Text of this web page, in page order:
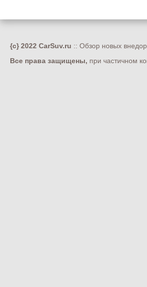
{c} 2022 CarSuv.ru :: Обзор новых
Все права защищены, при частичном